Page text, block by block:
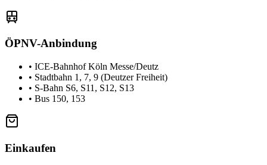
ÖPNV-Anbindung
• ICE-Bahnhof Köln Messe/Deutz
• Stadtbahn 1, 7, 9 (Deutzer Freiheit)
• S-Bahn S6, S11, S12, S13
• Bus 150, 153
Einkaufen